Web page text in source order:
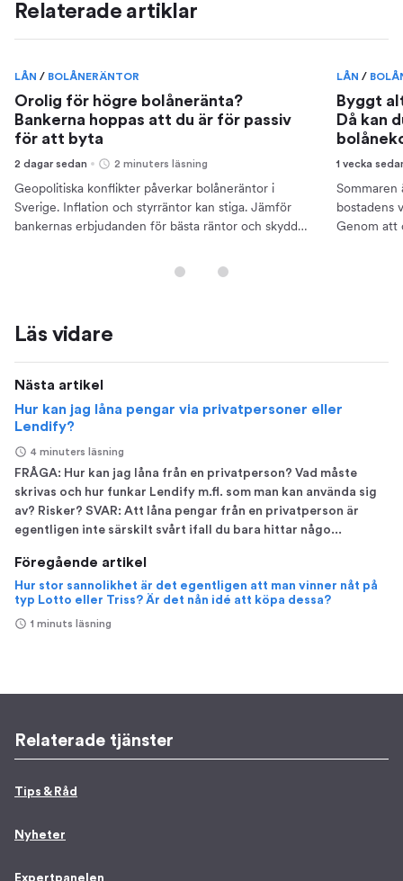
Relaterade artiklar
LÅN / BOLÅNERÄNTOR
Orolig för högre bolåneränta?
Bankerna hoppas att du är för passiv
för att byta
2 dagar sedan 2 minuters läsning
Geopolitiska konflikter påverkar bolåneräntor i
Sverige. Inflation och styrräntor kan stiga. Jämför
bankernas erbjudanden för bästa räntor och skydda
LÅN/
Byggt
Då kan
1 vecka
Sommaren
bostadens
Genom att
Läs vidare
Nästa artikel
Hur kan jag låna pengar via privatpersoner eller
Lendify?
4 minuters läsning
FRÅGA: Hur kan jag låna från en privatperson? Vad måste
skrivas och hur funkar Lendify m.fl. som man kan använda sig
av? Risker? SVAR: Att låna pengar från en privatperson är
egentligen inte särskilt svårt ifall du bara hittar någo...
Föregående artikel
Hur stor sannolikhet är det egentligen att man vinner nåt på
typ Lotto eller Triss? Är det nån idé att köpa dessa?
1 minuts läsning
Relaterade tjänster
Tips & Råd
Nyheter
Expertpanelen